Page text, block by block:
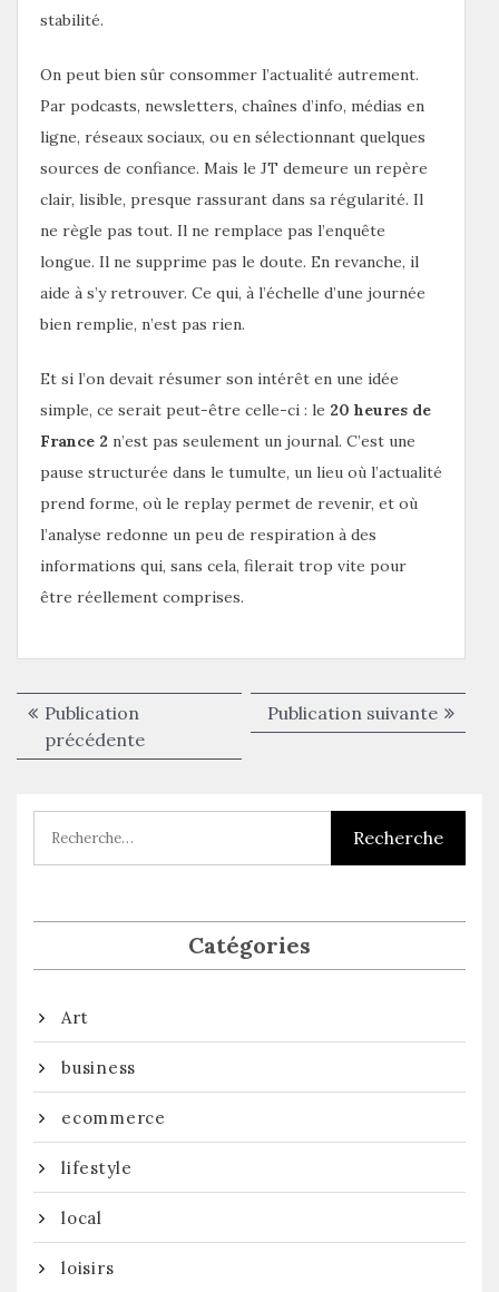
stabilité.
On peut bien sûr consommer l’actualité autrement.
Par podcasts, newsletters, chaînes d’info, médias en
ligne, réseaux sociaux, ou en sélectionnant quelques
sources de confiance. Mais le JT demeure un repère
clair, lisible, presque rassurant dans sa régularité. Il
ne règle pas tout. Il ne remplace pas l’enquête
longue. Il ne supprime pas le doute. En revanche, il
aide à s’y retrouver. Ce qui, à l’échelle d’une journée
bien remplie, n’est pas rien.
Et si l’on devait résumer son intérêt en une idée
simple, ce serait peut-être celle-ci : le 20 heures de
France 2 n’est pas seulement un journal. C’est une
pause structurée dans le tumulte, un lieu où l’actualité
prend forme, où le replay permet de revenir, et où
l’analyse redonne un peu de respiration à des
informations qui, sans cela, filerait trop vite pour
être réellement comprises.
Navigation
de
Publication
précédentePublication
précédente :
Publication suivante
Catégories
Art
business
ecommerce
lifestyle
local
loisirs